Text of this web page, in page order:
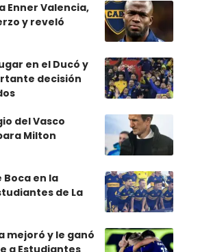
Enner Valencia,
y reveló
en el Ducó y
decisión
del Vasco
Milton
Boca en la
de La
mejoró y le ganó
a Estudiantes